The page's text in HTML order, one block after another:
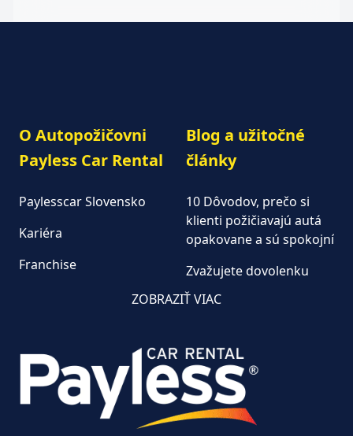
O Autopožičovni
Payless Car Rental
Paylesscar Slovensko
Kariéra
Franchise
Často kladené otázky
Blog a užitočné
články
10 Dôvodov, prečo si
klienti požičiavajú autá
opakovane a sú spokojní
Zvažujete dovolenku
autom?
Dodávky na prenájom
Kúpiť alebo prenajať
dodávku?
ZOBRAZIŤ VIAC